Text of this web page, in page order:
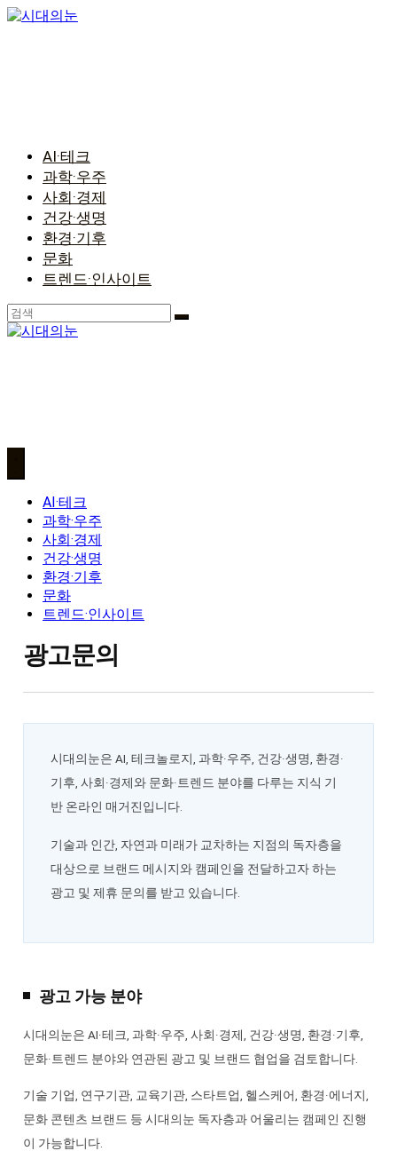
콘
AI·테크
과학·우주
사회·경제
건강·생명
환경·기후
문화
트렌드·인사이트
AI·테크
과학·우주
사회·경제
건강·생명
환경·기후
문화
트렌드·인사이트
광고문의
시대의눈은 AI, 테크놀로지, 과학·우주, 건강·생명, 환경·
기후, 사회·경제와 문화·트렌드 분야를 다루는 지식 기
반 온라인 매거진입니다.
기술과 인간, 자연과 미래가 교차하는 지점의 독자층을
대상으로 브랜드 메시지와 캠페인을 전달하고자 하는
광고 및 제휴 문의를 받고 있습니다.
광고 가능 분야
시대의눈은 AI·테크, 과학·우주, 사회·경제, 건강·생명, 환경·기후,
문화·트렌드 분야와 연관된 광고 및 브랜드 협업을 검토합니다.
기술 기업, 연구기관, 교육기관, 스타트업, 헬스케어, 환경·에너지,
문화 콘텐츠 브랜드 등 시대의눈 독자층과 어울리는 캠페인 진행
이 가능합니다.